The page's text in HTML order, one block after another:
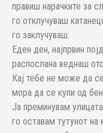
правиш нарачките за
го отклучуваш
го заклучуваш.
Еден ден, најпрвин
распослана веднаш
Кај тебе не може да се
мора да се купи од
Ја преминувам
го оставам тутунот